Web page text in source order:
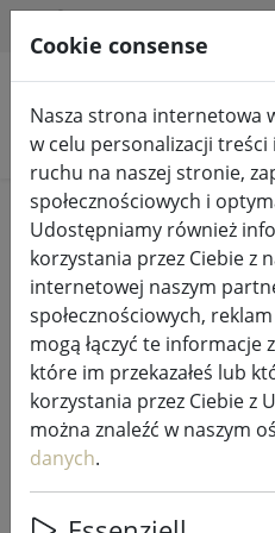
Szukaj produktów
Home %Sprzedaż
Zone Denmark
140x200cm /
49% DISCOUNT
Cookie consense
Nasza strona internetowa
w celu personalizacji
ruchu na naszej stronie,
społecznościowych i
Udostępniamy również
korzystania przez Ciebie z
internetowej naszym
społecznościowych,
mogą łączyć te
które im przekazałeś lub
korzystania przez Ciebie z
można znaleźć w naszym
danych.